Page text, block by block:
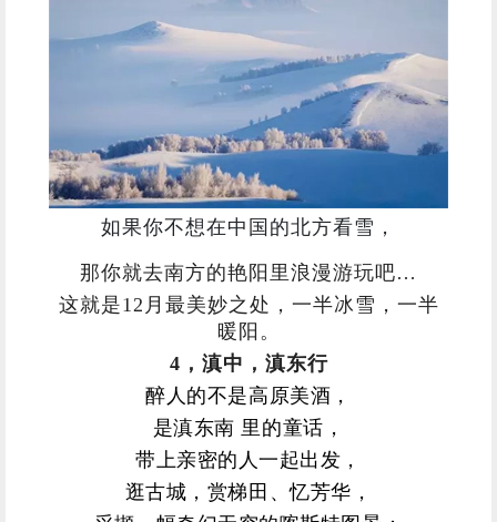
如果你不想在中国的北方看雪，
那你就去南方的艳阳里浪漫游玩吧…
这就是12月最美妙之处，一半冰雪，一半
暖阳。
4，滇中，滇东行
醉人的不是高原美酒，
是滇东南 里的童话，
带上亲密的人一起出发，
逛古城，赏梯田、忆芳华，